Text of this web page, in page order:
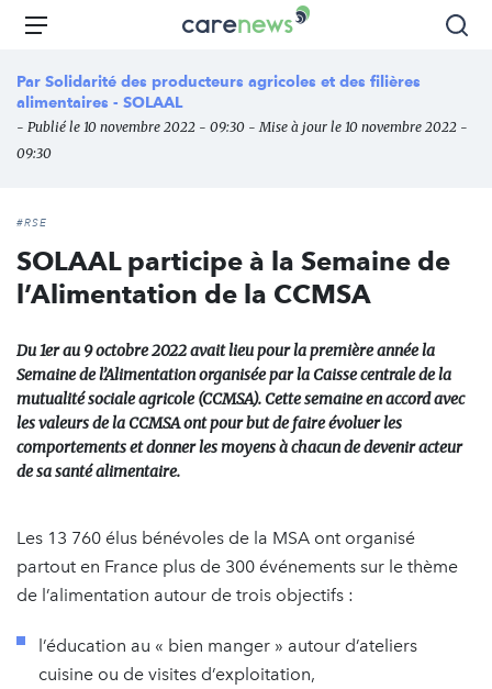
Aller
principal
Carenews,
média
acteurs
Menu
Par Solidarité des producteurs agricoles et des filières
alimentaires - SOLAAL
- Publié le 10 novembre 2022 - 09:30 - Mise à jour le 10 novembre 2022 -
09:30
#RSE
SOLAAL participe à la Semaine de
l’Alimentation de la CCMSA
Du 1er au 9 octobre 2022 avait lieu pour la première année la
Semaine de l’Alimentation organisée par la Caisse centrale de la
mutualité sociale agricole (CCMSA). Cette semaine en accord avec
les valeurs de la CCMSA ont pour but de faire évoluer les
comportements et donner les moyens à chacun de devenir acteur
de sa santé alimentaire.
Les 13 760 élus bénévoles de la MSA ont organisé
partout en France plus de 300 événements sur le thème
de l’alimentation autour de trois objectifs :
l’éducation au « bien manger » autour d’ateliers
cuisine ou de visites d’exploitation,